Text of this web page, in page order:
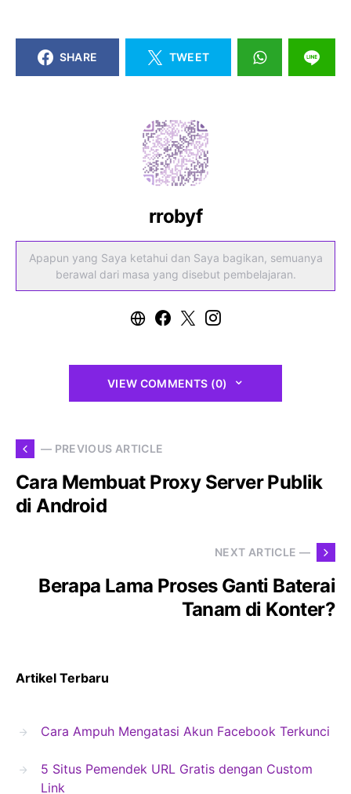
SHARE TWEET
rrobyf
Apapun yang Saya ketahui dan Saya bagikan, semuanya
berawal dari masa yang disebut pembelajaran.
VIEW COMMENTS (0)
— PREVIOUS ARTICLE
Cara Membuat Proxy Server Publik
di Android
NEXT ARTICLE —
Berapa Lama Proses Ganti Baterai
Tanam di Konter?
Artikel Terbaru
Cara Ampuh Mengatasi Akun Facebook Terkunci
5 Situs Pemendek URL Gratis dengan Custom
Link